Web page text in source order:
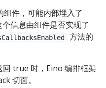
件，可能内部埋入了
信息由组件是否实现了
方法的
回 true 时，Eino 编排框架
切面。